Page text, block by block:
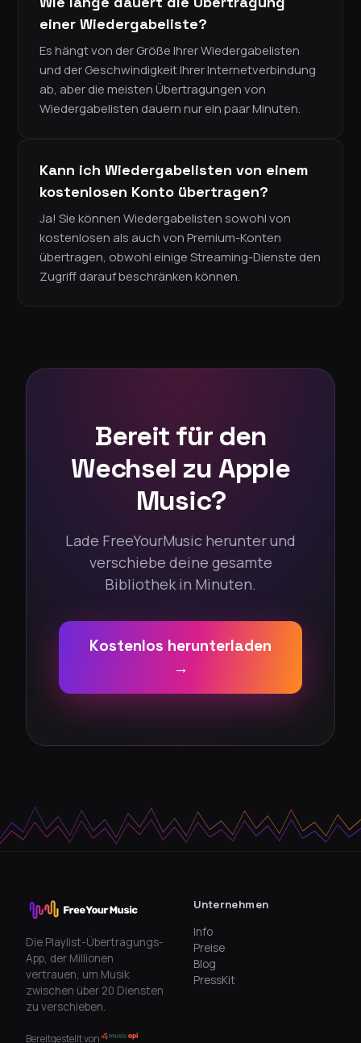
einer Wiedergabeliste?
Es hängt von der Größe Ihrer Wiedergabelisten
und der Geschwindigkeit Ihrer Internetverbindung
ab, aber die meisten Übertragungen von
Wiedergabelisten dauern nur ein paar Minuten.
Kann ich Wiedergabelisten von einem
kostenlosen Konto übertragen?
Ja! Sie können Wiedergabelisten sowohl von
kostenlosen als auch von Premium-Konten
übertragen, obwohl einige Streaming-Dienste den
Zugriff darauf beschränken können.
Bereit für den
Wechsel zu Apple
Music?
Lade FreeYourMusic herunter und
verschiebe deine gesamte
Bibliothek in Minuten.
Kostenlos herunterladen
→
Die Playlist-Übertragungs-
App, der Millionen
vertrauen, um Musik
zwischen über 20 Diensten
zu verschieben.
Bereitgestellt von
Unternehmen
Info
Preise
Blog
PressKit